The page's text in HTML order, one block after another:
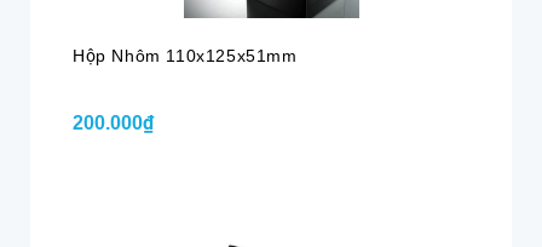
Hộp Nhôm 110x125x51mm
200.000₫